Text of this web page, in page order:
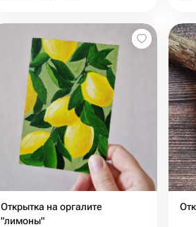
Открытка на оргалите
"лимоны"